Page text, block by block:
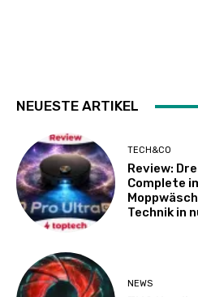
NEUESTE ARTIKEL
TECH&CO
Review:
Complete
Technik in
NEWS